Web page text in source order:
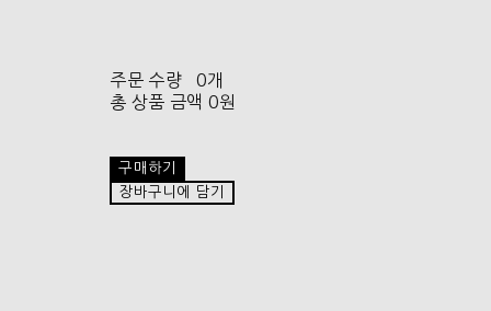
주문 수량
0개
총 상품 금액 0원
구매하기
장바구니에 담기